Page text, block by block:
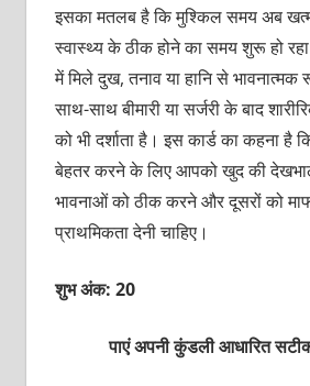
इसका मतलब है कि मुश्किल समय अब
स्‍वास्‍थ्‍य के ठीक होने का समय शुरू हो
में मिले दुख, तनाव या हानि से
साथ-साथ बीमारी या सर्जरी के बाद
को भी दर्शाता है। इस कार्ड का कहना है
बेहतर करने के लिए आपको खुद की
भावनाओं को ठीक करने और दूसरों को
प्राथमिकता देनी चाहिए।
शुभ अंक: 20
पाएं अपनी कुंडली आधारित